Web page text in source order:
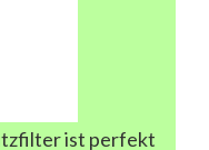
ist perfekt